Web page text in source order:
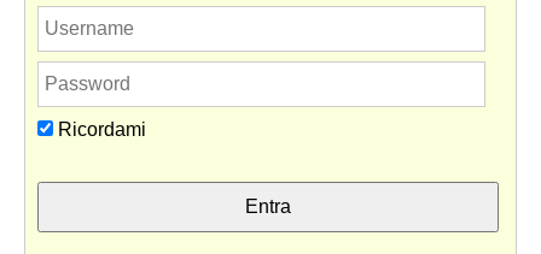
Ricordami